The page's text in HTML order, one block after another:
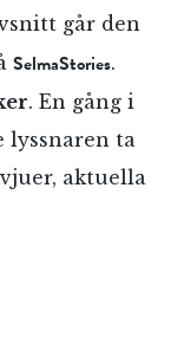
går den
SelmaStories.
. En gång i
lyssnaren ta
aktuella